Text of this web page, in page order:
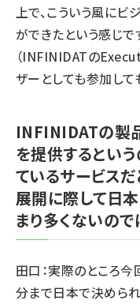
上で、こういう風にビ
ができたという感じ
（INFINIDATの
ザーとしても参加して
INFINIDATの製
を提供するとい
ているサービス
展開に際して日
まり多くないので
田口：実際のところ
分まで日本で決めら